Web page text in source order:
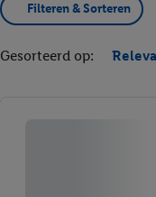
Filteren & Sorteren
Gesorteerd op: